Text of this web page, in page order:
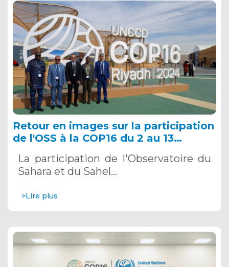
Retour en images sur la participation
de l'OSS à la COP16 du 2 au 13
Saoudite
La participation de l'Observatoire du
Sahara et du Sahel…
>Lire plus